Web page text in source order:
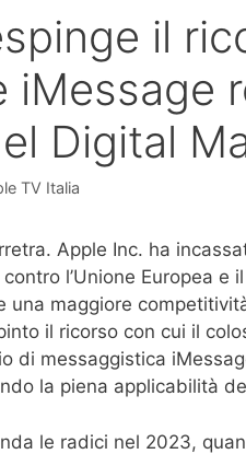
il
iMessage
Digital
TV Italia
Apple Inc. ha
l’Unione Europea e
una maggiore
il ricorso con cui il
di messaggistica
la piena applicabilità
le radici nel 2023,